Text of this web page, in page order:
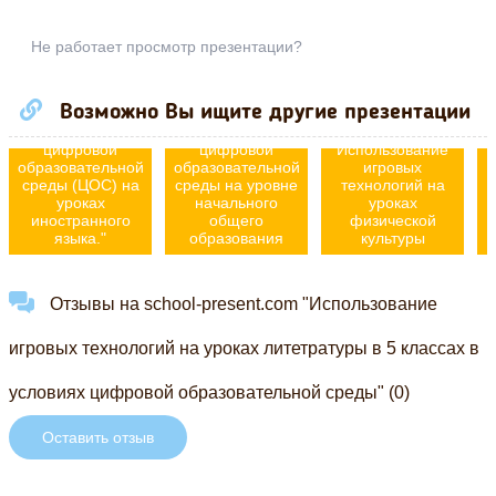
Не работает просмотр презентации?
Возможно Вы ищите другие презентации
Презентация на
тему
"Использование
цифровой
образовательной
среды (ЦОС) на
уроках
иностранного
языка."
Эффективное
использование
цифровой
образовательной
среды на уровне
начального
общего
образования
Использование
игровых
технологий на
уроках
физической
культуры
Отзывы на school-present.com "Использование
игровых технологий на уроках литетратуры в 5 классах в
условиях цифровой образовательной среды" (0)
Оставить отзыв